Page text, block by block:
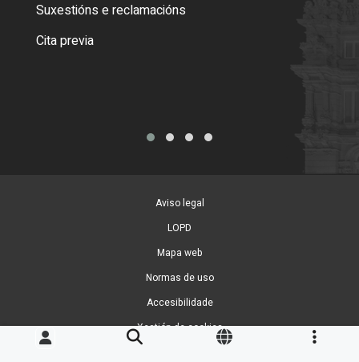
Suxestións e reclamacións
Cita previa
Aviso legal
LOPD
Mapa web
Normas de uso
Accesibilidade
Xestión de cookies